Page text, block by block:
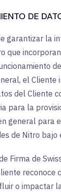
DE
garantizar la
que
el Cliente
del Cliente
para la
general para
de Nitro bajo
Firma de
reconoce
o impactar